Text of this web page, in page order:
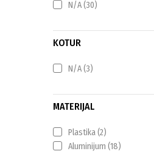
N/A(30)
KOTUR
N/A(3)
MATERIJAL
Plastika(2)
Aluminijum (18)